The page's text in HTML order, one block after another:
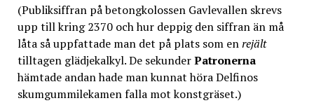
(Publiksiffran på betongkolossen Gavlevallen skrevs
upp till kring 2370 och hur deppig den siffran än må
låta så uppfattade man det på plats som enrejält
tilltagen glädjekalkyl. De sekunderPatronerna
hämtade andan hade man kunnat höra Delfinos
skumgummilekamen falla mot konstgräset.)